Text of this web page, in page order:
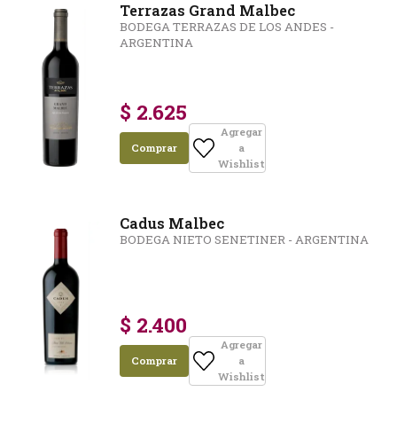
Terrazas Grand Malbec
BODEGA TERRAZAS DE LOS ANDES -
ARGENTINA
$ 2.625
Comprar
Agregar
a
Wishlist
Cadus Malbec
BODEGA NIETO SENETINER - ARGENTINA
$ 2.400
Comprar
Agregar
a
Wishlist